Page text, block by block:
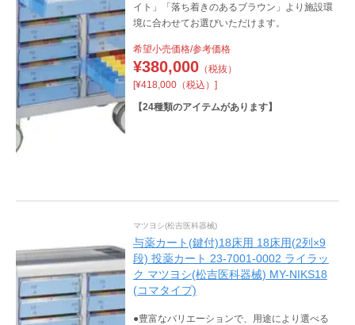
イト」「落ち着きのあるブラウン」より施設環
境に合わせてお選びいただけます。
希望小売価格/参考価格
¥380,000（税抜）
[¥418,000（税込）]
【24種類のアイテムがあります】
マツヨシ(松吉医科器械)
与薬カート(鍵付)18床用 18床用(2列×9
段) 投薬カート 23-7001-0002 ライラッ
ク マツヨシ(松吉医科器械) MY-NIKS18
(コマタイプ)
●豊富なバリエーションで、用途により選べる